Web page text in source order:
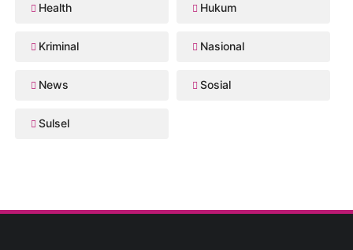
Health Hukum
Kriminal Nasional
News Sosial
Sulsel